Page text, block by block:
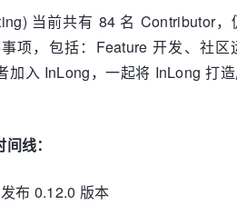
当前共有 84 名 Contributor，
项，包括：Feature 开发、社区
加入 InLong，一起将 InLong 打
线：
布 0.12.0 版本